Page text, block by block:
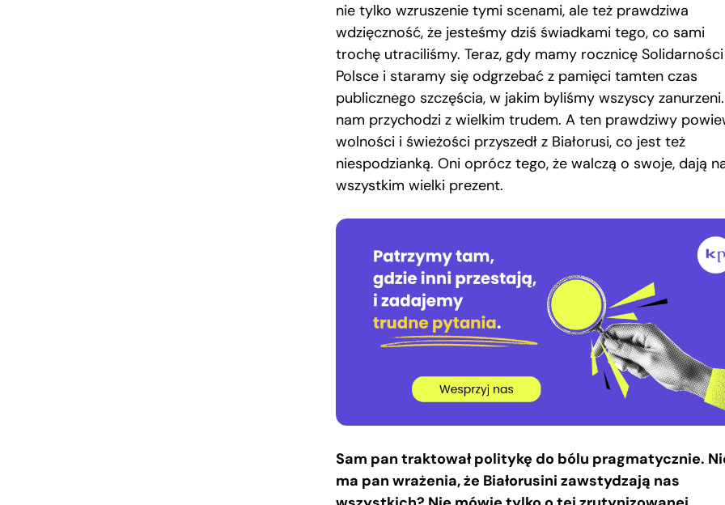
nie tylko wzruszenie tymi scenami, ale też prawdziwa
wdzięczność, że jesteśmy dziś świadkami tego, co sami
trochę utraciliśmy. Teraz, gdy mamy rocznicę
Polsce i staramy się odgrzebać z pamięci tamten czas
publicznego szczęścia, w jakim byliśmy wszyscy
nam przychodzi z wielkim trudem. A ten prawdziwy
wolności i świeżości przyszedł z Białorusi, co jest też
niespodzianką. Oni oprócz tego, że walczą o swoje, dają
wszystkim wielki prezent.
Sam pan traktował politykę do bólu pragmatycznie.
ma pan wrażenia, że Białorusini zawstydzają nas